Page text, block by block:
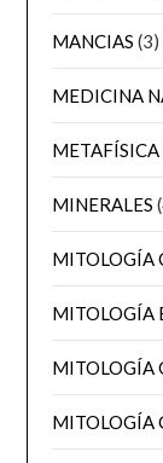
MANCIAS (3)
MEDICINA
METAFÍSICA
MINERALES
MITOLOGÍA
MITOLOGÍA
MITOLOGÍA
MITOLOGÍA